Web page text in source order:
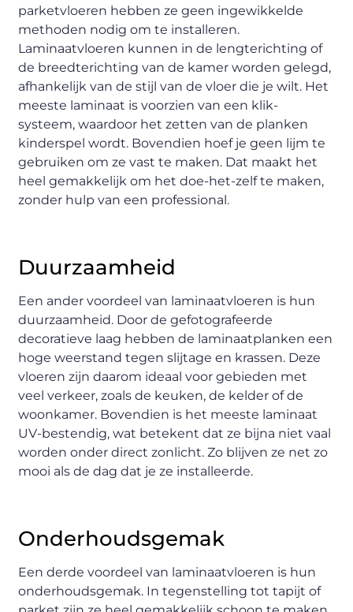
parketvloeren hebben ze geen ingewikkelde
methoden nodig om te installeren.
Laminaatvloeren kunnen in de lengterichting of
de breedterichting van de kamer worden gelegd,
afhankelijk van de stijl van de vloer die je wilt. Het
meeste laminaat is voorzien van een klik-
systeem, waardoor het zetten van de planken
kinderspel wordt. Bovendien hoef je geen lijm te
gebruiken om ze vast te maken. Dat maakt het
heel gemakkelijk om het doe-het-zelf te maken,
zonder hulp van een professional.
Duurzaamheid
Een ander voordeel van laminaatvloeren is hun
duurzaamheid. Door de gefotografeerde
decoratieve laag hebben de laminaatplanken een
hoge weerstand tegen slijtage en krassen. Deze
vloeren zijn daarom ideaal voor gebieden met
veel verkeer, zoals de keuken, de kelder of de
woonkamer. Bovendien is het meeste laminaat
UV-bestendig, wat betekent dat ze bijna niet vaal
worden onder direct zonlicht. Zo blijven ze net zo
mooi als de dag dat je ze installeerde.
Onderhoudsgemak
Een derde voordeel van laminaatvloeren is hun
onderhoudsgemak. In tegenstelling tot tapijt of